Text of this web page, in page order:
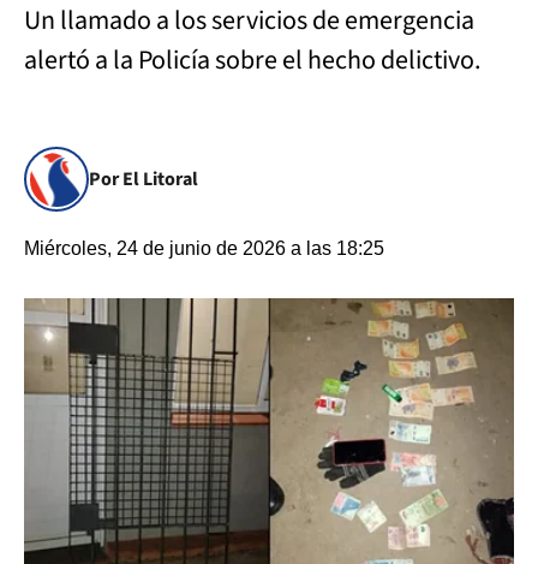
Un llamado a los servicios de emergencia
alertó a la Policía sobre el hecho delictivo.
Por El Litoral
Miércoles, 24 de junio de 2026 a las 18:25